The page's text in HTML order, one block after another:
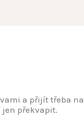
a přijít třeba
překvapit.